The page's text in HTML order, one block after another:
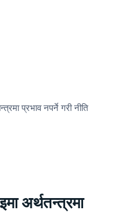
प्रभाव नपर्ने गरी नीति
अर्थतन्त्रमा